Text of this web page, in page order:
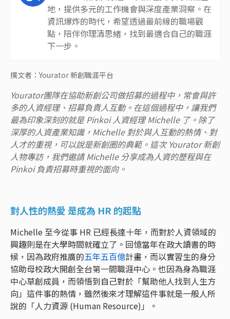
地，提供多元的工作機會與深度產業洞察。在
資訊爆炸的時代，希望透過最前線的職場觀
點，陪伴你理清思緒，找到最適合自己的職涯
下一步。
撰文者：Yourator 新創職涯平台
Yourator團隊在協助新創公司做招募的過程中，常會與許
多的人資經理、招募負責人互動。在這個過程中，讓我們
最為印象深刻的就是 Pinkoi 人資經理 Michelle 了。除了
深厚的人資產業知識，Michelle 對於與人互動的熱情、對
人才的重視，可以說是新創圈的典範。這次 Yourator 新創
人物專訪，我們邀請 Michelle 分享成為人資的歷程與在
Pinkoi 負責招募時重視的面向。
對人性的熱愛 是成為 HR 的起點
Michelle 至今從事 HR 已經長達十年，而對於人資領域的
興趣則是在大學時間就確立了。回憶當年在政大讀書的時
候，因為政府推廣的五年五百億計畫，而以實習生的身分
協助母校政大開創全台第一間職涯中心。也因為身為職涯
中心草創成員，而領悟到自己對於「幫助他人找到人生方
向」這件事的熱情，雖然後來才理解這件事就是一般人所
說的「人力資源 (Human Resource)」。